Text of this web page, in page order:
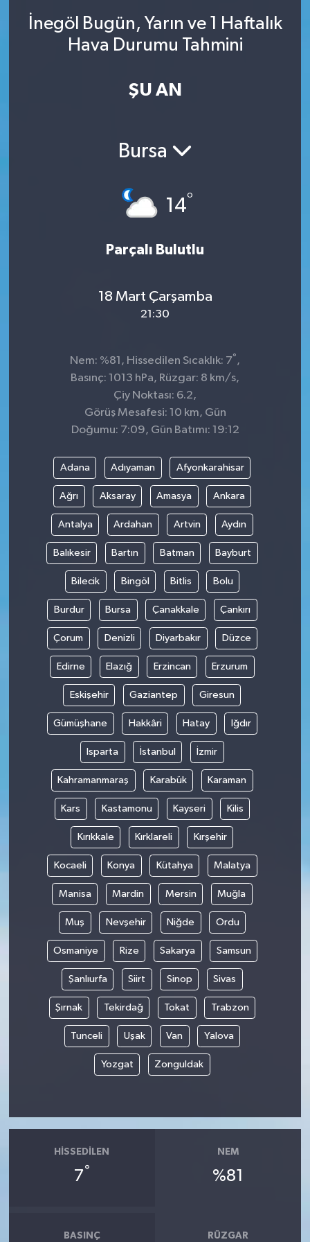
İnegöl Bugün, Yarın ve 1 Haftalık
Hava Durumu Tahmini
ŞU AN
Bursa
14°
Parçalı Bulutlu
18 Mart Çarşamba
21:30
Nem: %81, Hissedilen Sıcaklık: 7° ,
Basınç: 1013 hPa, Rüzgar: 8 km/s,
Çiy Noktası: 6.2,
Görüş Mesafesi: 10 km, Gün
Doğumu: 7:09, Gün Batımı: 19:12
Adana Adıyaman Afyonkarahisar
Ağrı Aksaray Amasya Ankara
Antalya Ardahan Artvin Aydın
Balıkesir Bartın Batman Bayburt
Bilecik Bingöl Bitlis Bolu
Burdur Bursa Çanakkale Çankırı
Çorum Denizli Diyarbakır Düzce
Edirne Elazığ Erzincan Erzurum
Eskişehir Gaziantep Giresun
Gümüşhane Hakkâri Hatay Iğdır
Isparta İstanbul İzmir
Kahramanmaraş Karabük Karaman
Kars Kastamonu Kayseri Kilis
Kırıkkale Kırklareli Kırşehir
Kocaeli Konya Kütahya Malatya
Manisa Mardin Mersin Muğla
Muş Nevşehir Niğde Ordu
Osmaniye Rize Sakarya Samsun
Şanlıurfa Siirt Sinop Sivas
Şırnak Tekirdağ Tokat Trabzon
Tunceli Uşak Van Yalova
Yozgat Zonguldak
HISSEDILEN
7°
NEM
%81
BASINÇ RÜZGAR
SINAVLAR
AKADEMİK/BİLİM